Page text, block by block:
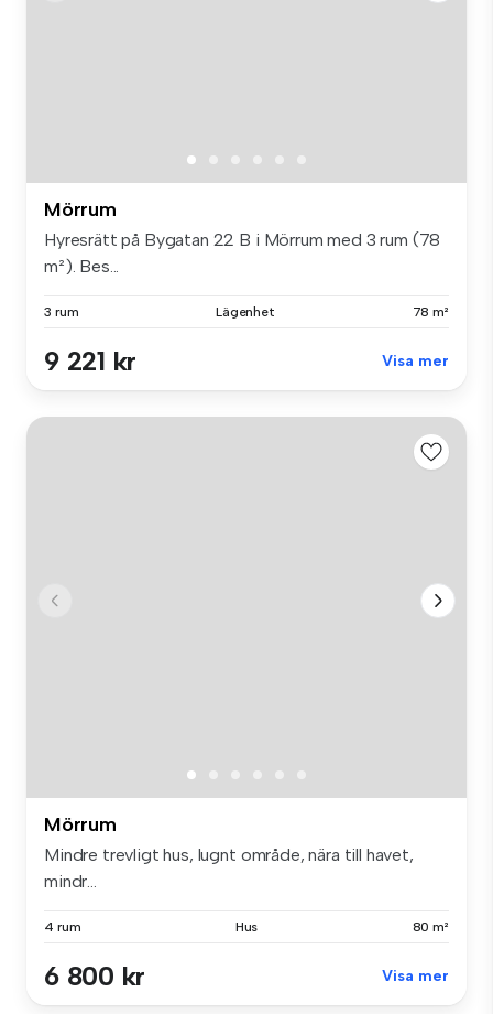
Mörrum
Hyresrätt på Bygatan 22 B i Mörrum med 3 rum (78
m²). Bes...
3 rum Lägenhet 78 m²
9 221 kr Visa mer
Mörrum
Mindre trevligt hus, lugnt område, nära till havet,
mindr...
4 rum Hus 80 m²
6 800 kr Visa mer